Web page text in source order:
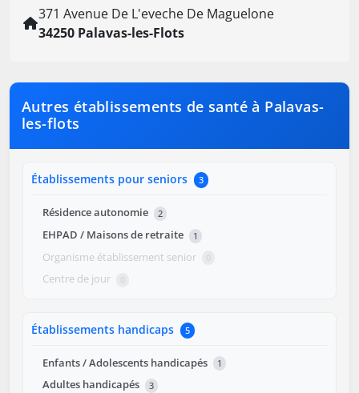
371 Avenue De L'eveche De Maguelone
34250 Palavas-les-Flots
Autres établissements de santé à Palavas-
les-flots
Établissements pour seniors 3
Résidence autonomie 2
EHPAD / Maisons de retraite 1
Organisme établissement senior 0
Centre de jour 0
Établissements handicaps 5
Enfants / Adolescents handicapés 1
Adultes handicapés 3